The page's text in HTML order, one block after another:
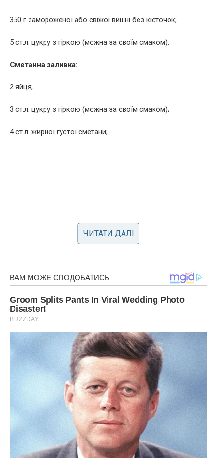
350 г замороженої або свіжої вишні без кісточок;
5 ст.л. цукру з гіркою (можна за своїм смаком).
Сметанна заливка:
2 яйця;
3 ст.л. цукру з гіркою (можна за своїм смаком);
4 ст.л. жирної густої сметани;
ванілін за смаком.
Готуємо нашу “Вишиваночку”:
Посмажте млинчики зі вказаних продуктів або за вашим
перевіреним рецептом. Їх має вийти 20-25 штук.
ЧИТАТИ ДАЛІ